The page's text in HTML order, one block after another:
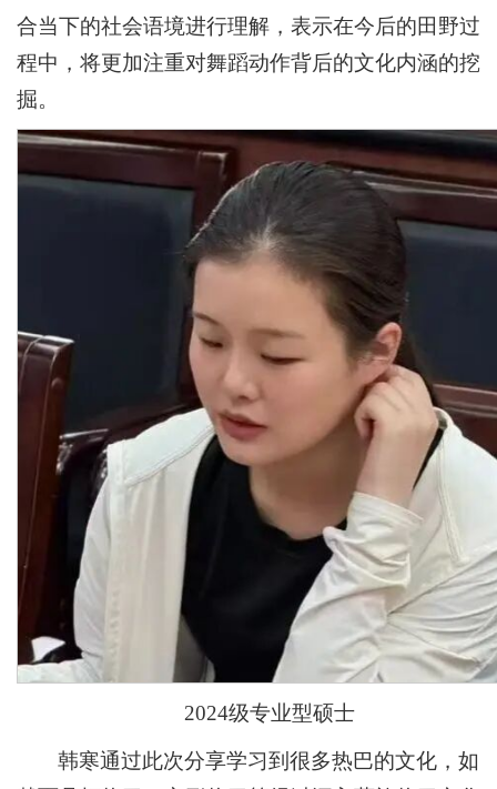
合当下的社会语境进行理解，表示在今后的田野过
程中，将更加注重对舞蹈动作背后的文化内涵的挖
掘。
2024级专业型硕士
韩寒通过此次分享学习到很多热巴的文化，如